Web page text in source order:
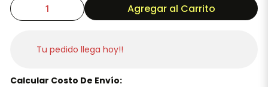
Agregar al Carrito
Tu pedido llega hoy!!
Calcular Costo De Envío: